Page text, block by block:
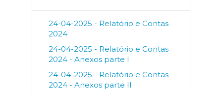
24-04-2025 - Relatório e Contas
2024
24-04-2025 - Relatório e Contas
2024 - Anexos parte I
24-04-2025 - Relatório e Contas
2024 - Anexos parte II